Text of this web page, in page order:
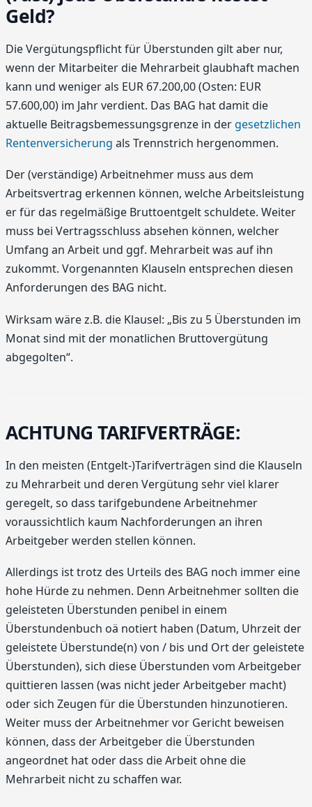
Geld?
Die Vergütungspflicht für Überstunden gilt aber nur,
wenn der Mitarbeiter die Mehrarbeit glaubhaft machen
kann und weniger als EUR 67.200,00 (Osten: EUR
57.600,00) im Jahr verdient. Das BAG hat damit die
aktuelle Beitragsbemessungsgrenze in der gesetzlichen
Rentenversicherung als Trennstrich hergenommen.
Der (verständige) Arbeitnehmer muss aus dem
Arbeitsvertrag erkennen können, welche Arbeitsleistung
er für das regelmäßige Bruttoentgelt schuldete. Weiter
muss bei Vertragsschluss absehen können, welcher
Umfang an Arbeit und ggf. Mehrarbeit was auf ihn
zukommt. Vorgenannten Klauseln entsprechen diesen
Anforderungen des BAG nicht.
Wirksam wäre z.B. die Klausel: „Bis zu 5 Überstunden im
Monat sind mit der monatlichen Bruttovergütung
abgegolten“.
ACHTUNG TARIFVERTRÄGE:
In den meisten (Entgelt-)Tarifverträgen sind die Klauseln
zu Mehrarbeit und deren Vergütung sehr viel klarer
geregelt, so dass tarifgebundene Arbeitnehmer
voraussichtlich kaum Nachforderungen an ihren
Arbeitgeber werden stellen können.
Allerdings ist trotz des Urteils des BAG noch immer eine
hohe Hürde zu nehmen. Denn Arbeitnehmer sollten die
geleisteten Überstunden penibel in einem
Überstundenbuch oä notiert haben (Datum, Uhrzeit der
geleistete Überstunde(n) von / bis und Ort der geleistete
Überstunden), sich diese Überstunden vom Arbeitgeber
quittieren lassen (was nicht jeder Arbeitgeber macht)
oder sich Zeugen für die Überstunden hinzunotieren.
Weiter muss der Arbeitnehmer vor Gericht beweisen
können, dass der Arbeitgeber die Überstunden
angeordnet hat oder dass die Arbeit ohne die
Mehrarbeit nicht zu schaffen war.